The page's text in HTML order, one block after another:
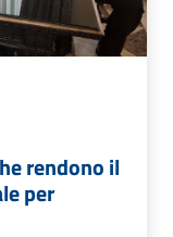
rendono il
per